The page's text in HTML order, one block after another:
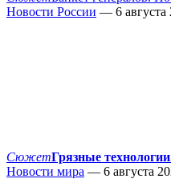
Новости России — 6 августа
СюжетГрязные
Новости мира — 6 августа